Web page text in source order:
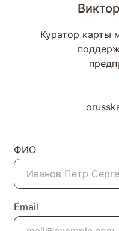
Куратор карты
ФИО
Email